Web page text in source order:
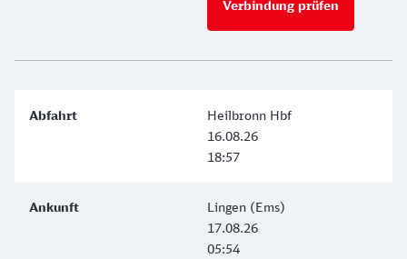
Verbindung prüfen
Heilbronn Hbf
16.08.26
18:57
Lingen (Ems)
17.08.26
05:54